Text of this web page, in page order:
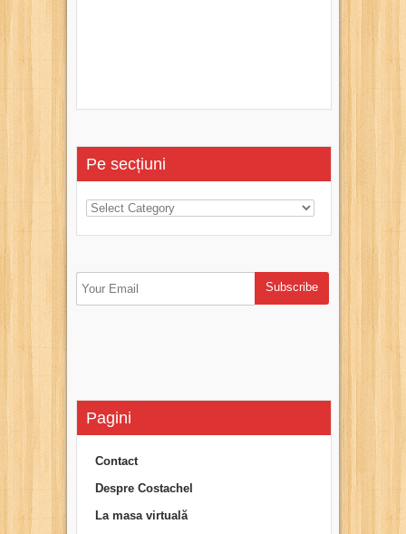
Pe secțiuni
Pagini
Contact
Despre Costachel
La masa virtuală